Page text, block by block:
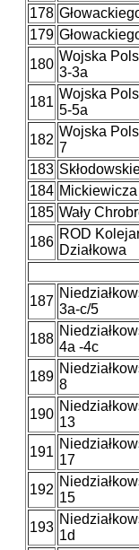
178
179
180
Wojska
3-3a
181
Wojska
5-5a
182
Wojska
7
183
184
185 Wały
186
ROD
Działkowa
187
3a-c/5
188
4a -4c
189
8
190
13
191
17
192
15
193
1d